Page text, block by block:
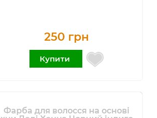
250 грн
Купити
Фарба для волосся на основі